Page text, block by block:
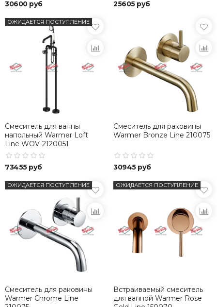
30600 руб 25605 руб
ОЖИДАЕТСЯ ПОСТУПЛЕНИЕ
Смеситель для ванны
напольный Warmer Loft
Line WOV-2120051
73455 руб
Смеситель для раковины
Warmer Bronze Line 210075
30945 руб
ОЖИДАЕТСЯ ПОСТУПЛЕНИЕ
Смеситель для раковины
Warmer Chrome Line
ОЖИДАЕТСЯ ПОСТУПЛЕНИЕ
Встраиваемый смеситель
для ванной Warmer Rose